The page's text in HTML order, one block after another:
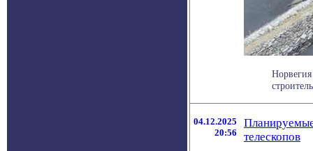
04.12.2025
20:56
телескопов